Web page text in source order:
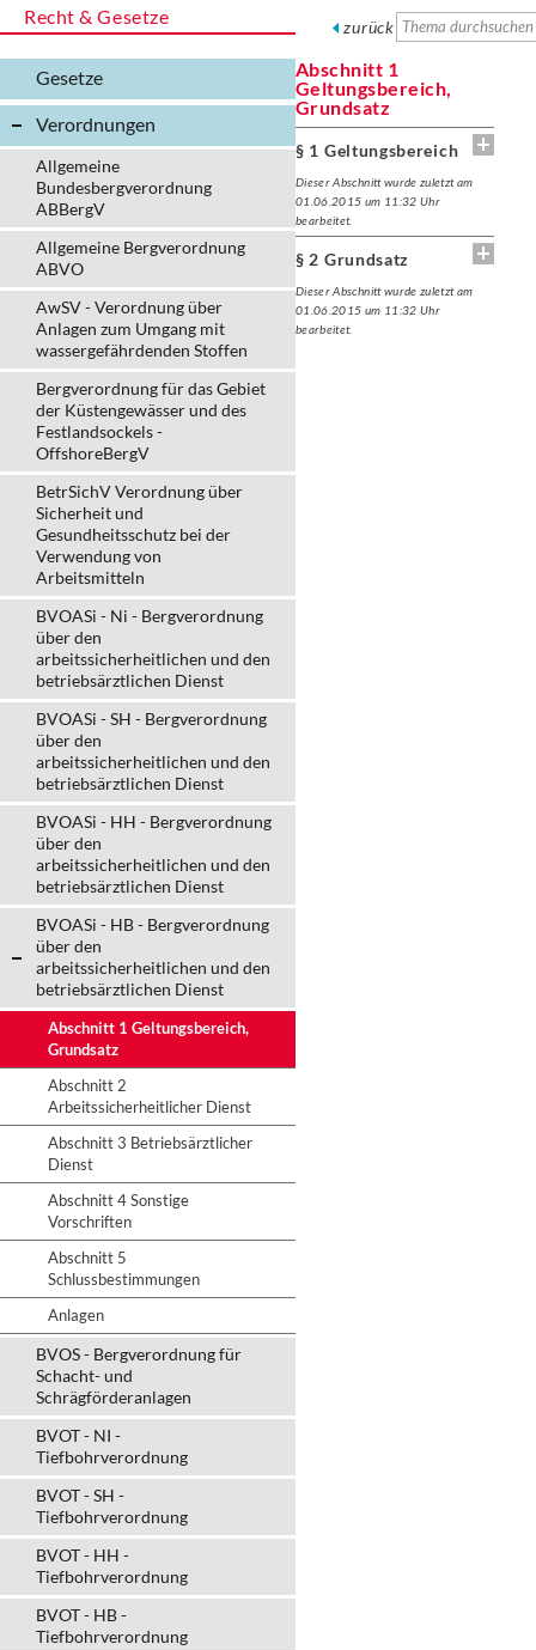
Recht & Gesetze
Gesetze
Verordnungen
Allgemeine
Bundesbergverordnung
ABBergV
Allgemeine Bergverordnung
ABVO
AwSV - Verordnung über
Anlagen zum Umgang mit
wassergefährdenden Stoffen
Bergverordnung für das Gebiet
der Küstengewässer und des
Festlandsockels -
OffshoreBergV
BetrSichV Verordnung über
Sicherheit und
Gesundheitsschutz bei der
Verwendung von
Arbeitsmitteln
BVOASi - Ni - Bergverordnung
über den
arbeitssicherheitlichen und den
betriebsärztlichen Dienst
BVOASi - SH - Bergverordnung
über den
arbeitssicherheitlichen und den
betriebsärztlichen Dienst
BVOASi - HH - Bergverordnung
über den
arbeitssicherheitlichen und den
betriebsärztlichen Dienst
BVOASi - HB - Bergverordnung
über den
arbeitssicherheitlichen und den
betriebsärztlichen Dienst
Abschnitt 1 Geltungsbereich,
Grundsatz
Abschnitt 2
Arbeitssicherheitlicher Dienst
Abschnitt 3 Betriebsärztlicher
Dienst
Abschnitt 4 Sonstige
Vorschriften
Abschnitt 5
Schlussbestimmungen
Anlagen
BVOS - Bergverordnung für
Schacht- und
Schrägförderanlagen
BVOT - NI -
Tiefbohrverordnung
BVOT - SH -
Tiefbohrverordnung
BVOT - HH -
Tiefbohrverordnung
BVOT - HB -
Tiefbohrverordnung
zurück
Abschnitt 1
Geltungsbereich,
Grundsatz
§ 1 Geltungsbereich
Dieser Abschnitt wurde zuletzt am
01.06.2015 um 11:32 Uhr
bearbeitet.
§ 2 Grundsatz
Dieser Abschnitt wurde zuletzt am
01.06.2015 um 11:32 Uhr
bearbeitet.